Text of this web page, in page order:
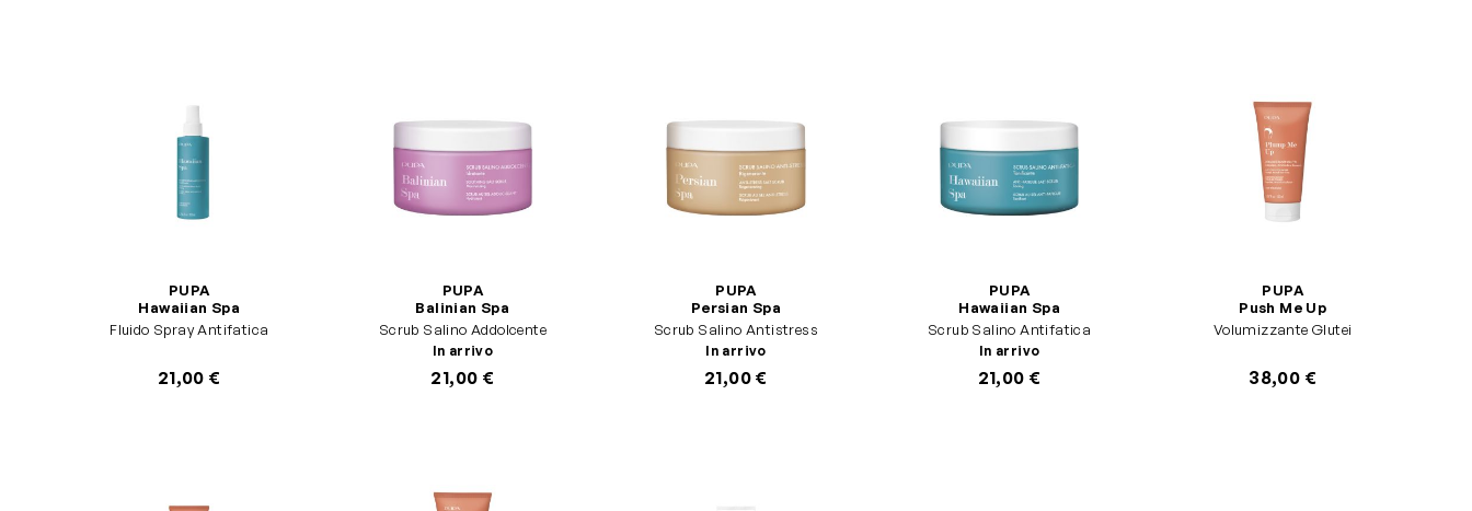
PUPA
Hawaiian Spa
Fluido Spray Antifatica
21,00 €
PUPA
Balinian Spa
Scrub Salino Addolcente
In arrivo
21,00 €
PUPA
Persian Spa
Scrub Salino Antistress
In arrivo
21,00 €
PUPA
Hawaiian Spa
Scrub Salino Antifatica
In arrivo
21,00 €
PUPA
Push Me Up
Volumizzante Glutei
38,00 €